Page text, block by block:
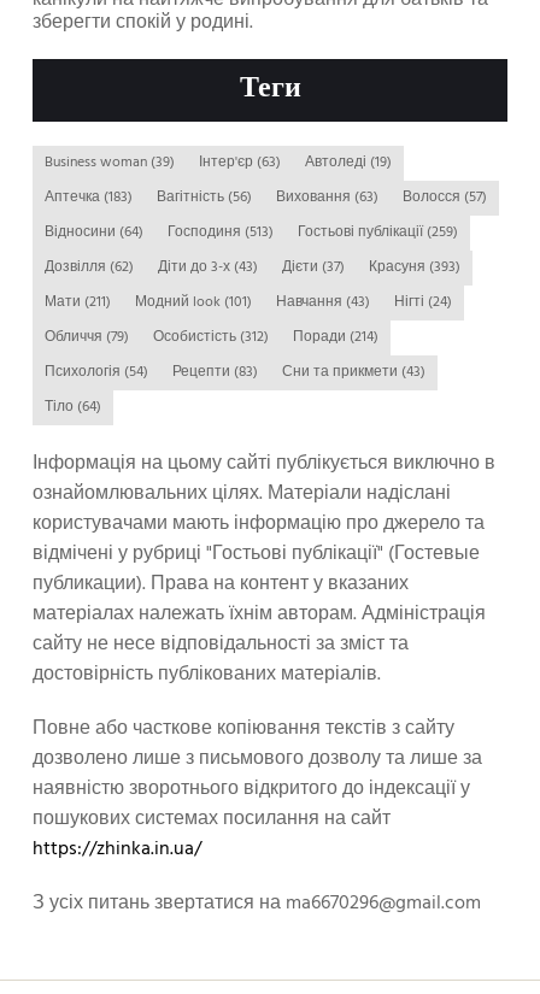
зберегти спокій у родині.
Теги
Business woman (39) Інтер'єр (63) Автоледі (19)
Аптечка (183) Вагітність (56) Виховання (63) Волосся (57)
Відносини (64) Господиня (513) Гостьові публікації(259)
Дозвілля (62) Діти до 3-х (43) Дієти (37) Красуня (393)
Мати (211) Модний look (101) Навчання (43) Нігті (24)
Обличчя (79) Особистість (312) Поради (214)
Психологія (54) Рецепти (83) Сни та прикмети (43)
Тіло (64)
Інформація на цьому сайті публікується виключно в
ознайомлювальних цілях. Матеріали надіслані
користувачами мають інформацію про джерело та
відмічені у рубриці "Гостьові публікації" (Гостевые
публикации). Права на контент у вказаних
матеріалах належать їхнім авторам. Адміністрація
сайту не несе відповідальності за зміст та
достовірність публікованих матеріалів.
Повне або часткове копіювання текстів з сайту
дозволено лише з письмового дозволу та лише за
наявністю зворотнього відкритого до індексації у
пошукових системах посилання на сайт
https://zhinka.in.ua/
З усіх питань звертатися наma6670296@gmail.com